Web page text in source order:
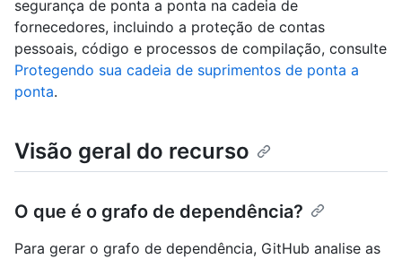
segurança de ponta a ponta na cadeia de
fornecedores, incluindo a proteção de contas
pessoais, código e processos de compilação, consulte
Protegendo sua cadeia de suprimentos de ponta a
ponta.
Visão geral do recurso
O que é o grafo de dependência?
Para gerar o grafo de dependência, GitHub analise as